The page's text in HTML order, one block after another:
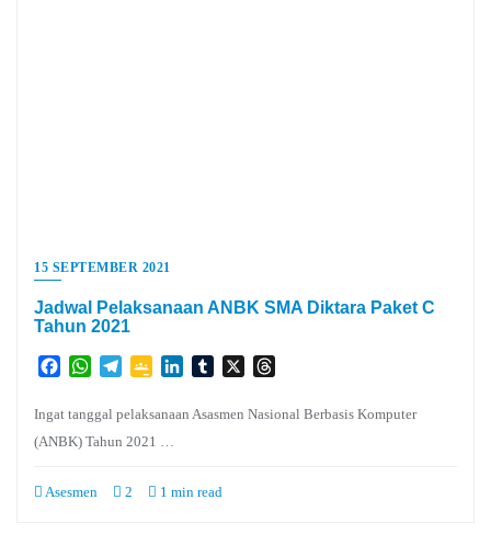
15 SEPTEMBER 2021
Jadwal Pelaksanaan ANBK SMA Diktara Paket C
Tahun 2021
FacebookWhatsApp
TelegramGoogleLinkedInTumblr
X
Ingat tanggal pelaksanaan Asasmen Nasional Berbasis Komputer
(ANBK) Tahun 2021 …
Asesmen 2 1 min read